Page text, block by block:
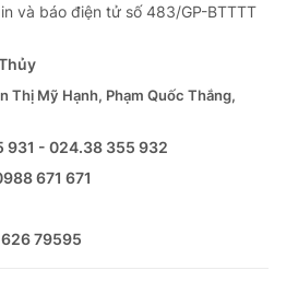
và báo điện tử số 483/GP-BTTTT
Thị Mỹ Hạnh, Phạm Quốc Thắng,
931 - 024.38 355 932
671 671
79595